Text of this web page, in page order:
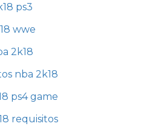
ps3
wwe
2k18
nba 2k18
ps4 game
requisitos